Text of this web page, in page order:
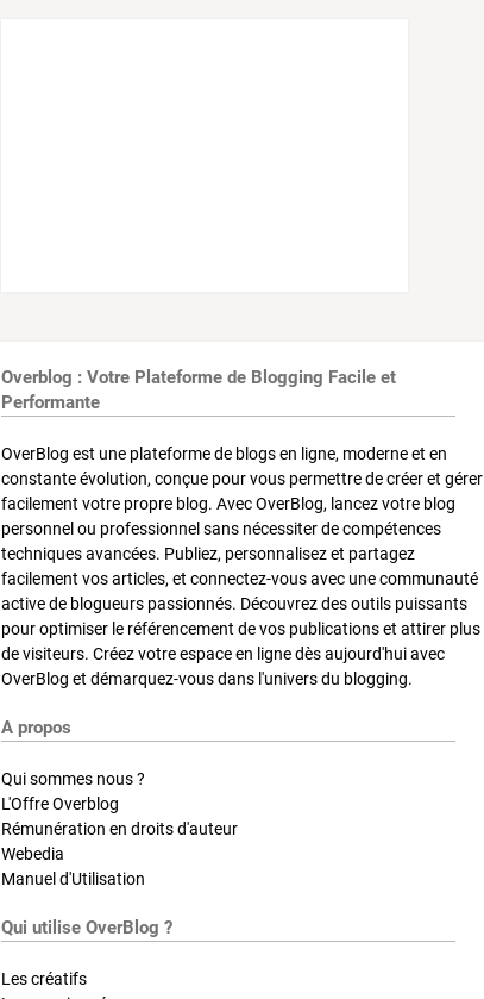
Overblog : Votre Plateforme de Blogging Facile et
Performante
OverBlog est une plateforme de blogs en ligne, moderne et en
constante évolution, conçue pour vous permettre de créer et gérer
facilement votre propre blog. Avec OverBlog, lancez votre blog
personnel ou professionnel sans nécessiter de compétences
techniques avancées. Publiez, personnalisez et partagez
facilement vos articles, et connectez-vous avec une communauté
active de blogueurs passionnés. Découvrez des outils puissants
pour optimiser le référencement de vos publications et attirer plus
de visiteurs. Créez votre espace en ligne dès aujourd'hui avec
OverBlog et démarquez-vous dans l'univers du blogging.
A propos
Qui sommes nous ?
L'Offre Overblog
Rémunération en droits d'auteur
Webedia
Manuel d'Utilisation
Qui utilise OverBlog ?
Les créatifs